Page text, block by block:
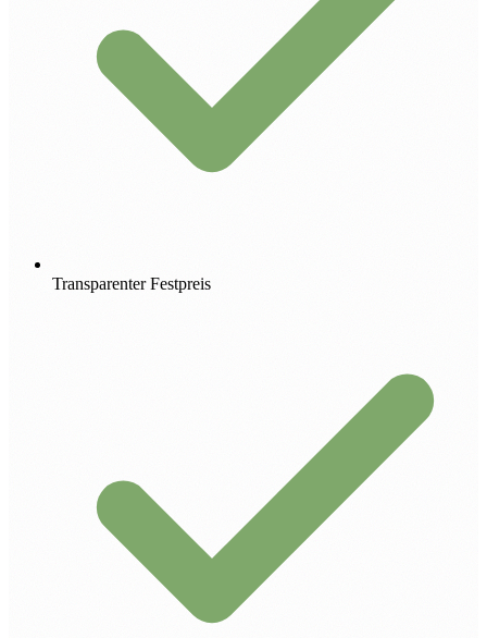
Transparenter Festpreis